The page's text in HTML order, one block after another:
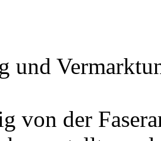
und
von der